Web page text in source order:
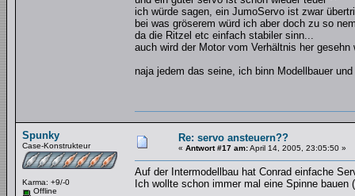
ich würde sagen, ein JumoServo ist zwar
bei was gröserem würd ich aber doch zu so
da die Ritzel etc einfach stabiler sinn...
auch wird der Motor vom Verhältnis her
naja jedem das seine, ich binn Modellbauer
Spunky
Case-Konstrukteur
Karma: +9/-0
Offline
Re: servo ansteuern??
« Antwort #17 am:April 14, 2005, 23:05:50 »
Auf der Intermodellbau hat Conrad einfache
Ich wollte schon immer mal eine Spinne